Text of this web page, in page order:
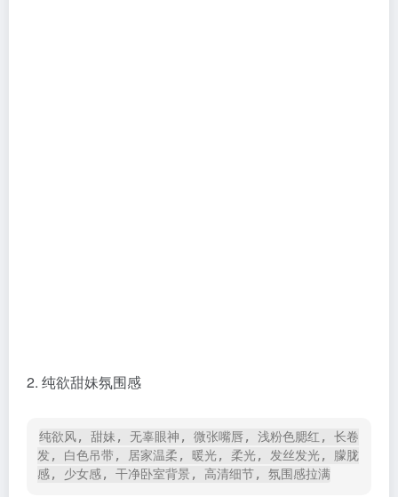
2. 纯欲甜妹氛围感
纯欲风, 甜妹, 无辜眼神, 微张嘴唇, 浅粉色腮红, 长卷
发, 白色吊带, 居家温柔, 暖光, 柔光, 发丝发光, 朦胧
感, 少女感, 干净卧室背景, 高清细节, 氛围感拉满